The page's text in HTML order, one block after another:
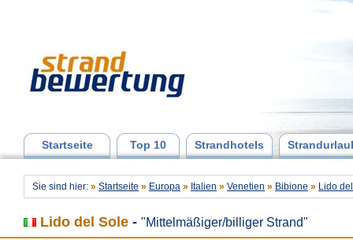
Startseite Top 10 Strandhotels
Sie sind hier: » Startseite » Europa » Italien » Venetien » Bibione » Lido
Lido del Sole - "Mittelmäßiger/billiger Strand"